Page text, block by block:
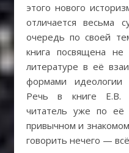
этого нового
отличается весьма
очередь по своей
книга посвящена
литературе в её
формами идеологии
Речь в книге Е.В.
читатель уже по
привычном и
говорить нечего —